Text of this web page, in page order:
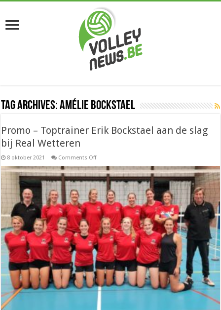
Tag Archives:Amélie Bockstael
Promo – Toptrainer Erik Bockstael aan de slag
bij Real Wetteren
8 oktober 2021 Comments Offon
–
Toptrainer
Erik
Bockstael
aan
de
slag
bij
Real
Wetteren